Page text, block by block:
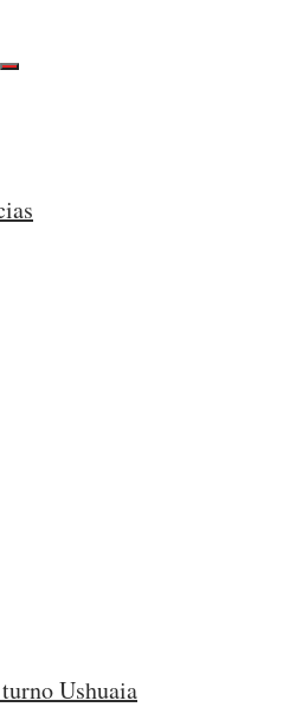
Ushuaia